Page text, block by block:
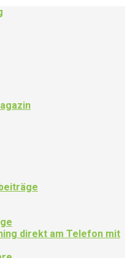
direkt am Telefon mit